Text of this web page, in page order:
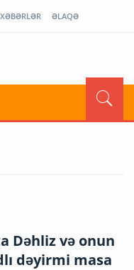
XƏBƏRLƏR ƏLAQƏ
Dəhliz və onun
dəyirmi masa